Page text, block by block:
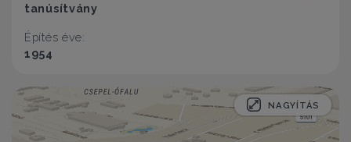
tanúsítvány
Építés éve:
1954
NAGYÍTÁS